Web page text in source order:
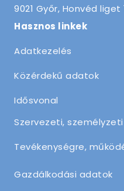
9021 Győr, Honvéd liget
Hasznos linkek
Adatkezelés
Közérdekű adatok
Idősvonal
Szervezeti,
Tevékenységre,
Gazdálkodási adatok